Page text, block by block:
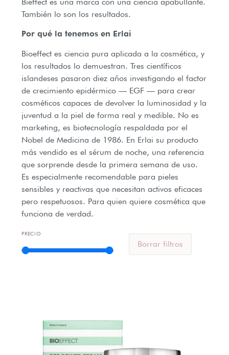
También lo son los resultados.
Por qué la tenemos en Erlai
Bioeffect es ciencia pura aplicada a la cosmética, y
los resultados lo demuestran. Tres científicos
islandeses pasaron diez años investigando el factor
de crecimiento epidérmico — EGF — para crear
cosméticos capaces de devolver la luminosidad y la
juventud a la piel de forma real y medible. No es
marketing, es biotecnología respaldada por el
Nobel de Medicina de 1986. En Erlai su producto
más vendido es el sérum de noche, una referencia
que sorprende desde la primera semana de uso.
Es especialmente recomendable para pieles
sensibles y reactivas que necesitan activos eficaces
pero respetuosos. Para quien quiere cosmética que
funciona de verdad.
PRECIO
Borrar filtros